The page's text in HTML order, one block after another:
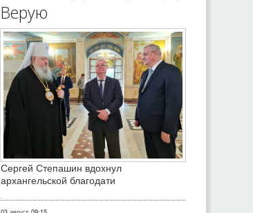
Верую
Сергей Степашин вдохнул
архангельской благодати